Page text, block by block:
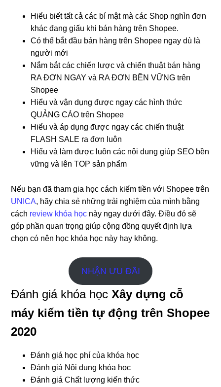
Hiểu biết tất cả các bí mật mà các Shop nghìn đơn
khác đang giấu khi bán hàng trên Shopee.
Có thể bắt đầu bán hàng trên Shopee ngay dù là
người mới
Nắm bắt các chiến lược và chiến thuật bán hàng
RA ĐƠN NGAY và RA ĐƠN BỀN VỮNG trên
Shopee
Hiểu và vận dụng được ngay các hình thức
QUẢNG CÁO trên Shopee
Hiểu và áp dụng được ngay các chiến thuật
FLASH SALE ra đơn luôn
Hiểu và làm được luôn các nội dung giúp SEO bền
vững và lên TOP sản phẩm
Nếu bạn đã tham gia học cách kiếm tiền với Shopee trên
UNICA, hãy chia sẻ những trải nghiệm của mình bằng
cách review khóa học này ngay dưới đây. Điều đó sẽ
góp phần quan trọng giúp cộng đồng quyết định lựa
chọn có nên học khóa học này hay không.
NHẬN ƯU ĐÃI
Đánh giá khóa học Xây dựng cỗ
máy kiếm tiền tự động trên Shopee
2020
Đánh giá học phí của khóa học
Đánh giá Nội dung khóa học
Đánh giá Chất lượng kiến thức